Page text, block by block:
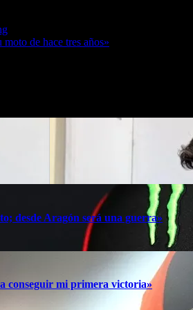
de hace tres años»
desde Aragón será una guerra»
conseguir mi primera victoria»